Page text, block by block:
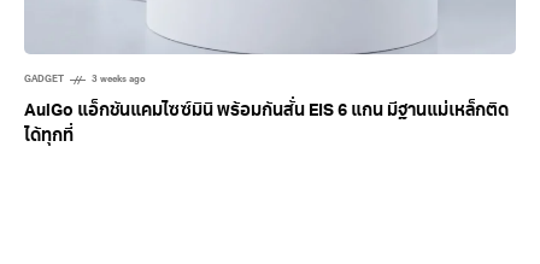
GADGET 3 weeks ago
AulGo แอ็กชันแคมไซซ์มินิ พร้อมกันสั่น EIS 6 แกน มีฐานแม่เหล็กติด
ได้ทุกที่